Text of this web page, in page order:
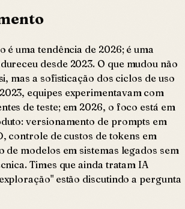
é uma tendência de 2026; é uma
desde 2023. O que mudou não
mas a sofisticação dos ciclos de uso
equipes experimentavam com
de teste; em 2026, o foco está em
versionamento de prompts em
controle de custos de tokens em
de modelos em sistemas legados sem
Times que ainda tratam IA
estão discutindo a pergunta